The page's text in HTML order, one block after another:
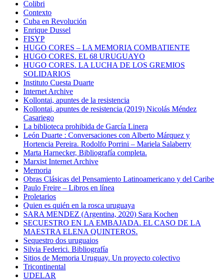
Colibri
Contexto
Cuba en Revolución
Enrique Dussel
FISYP
HUGO CORES – LA MEMORIA COMBATIENTE
HUGO CORES. EL 68 URUGUAYO
HUGO CORES. LA LUCHA DE LOS GREMIOS
SOLIDARIOS
Instituto Cuesta Duarte
Internet Archive
Kollontai, apuntes de la resistencia
Kollontai, apuntes de resistencia (2019) Nicolás Méndez
Casariego
La biblioteca prohibida de García Linera
León Duarte : Conversaciones con Alberto Márquez y
Hortencia Pereira. Rodolfo Porrini – Mariela Salaberry
Marta Harnecker, Bibliografía completa.
Marxist Internet Archive
Memoria
Obras Clásicas del Pensamiento Latinoamericano y del Caribe
Paulo Freire – Libros en línea
Proletarios
Quien es quién en la rosca uruguaya
SARA MENDEZ (Argentina, 2020) Sara Kochen
SECUESTRO EN LA EMBAJADA. EL CASO DE LA
MAESTRA ELENA QUINTEROS.
Sequestro dos uruguaios
Silvia Federici. Bibliografía
Sitios de Memoria Uruguay. Un proyecto colectivo
Tricontinental
UDELAR